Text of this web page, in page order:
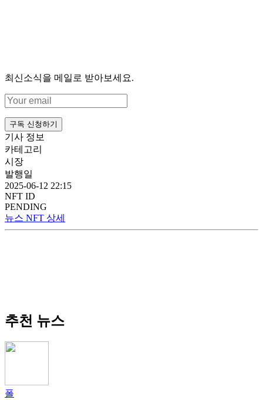
최신소식을 메일로 받아보세요.
구독 신청하기
기사 정보
카테고리
시장
발행일
2025-06-12 22:15
NFT ID
PENDING
뉴스 NFT 상세
추천 뉴스
폴